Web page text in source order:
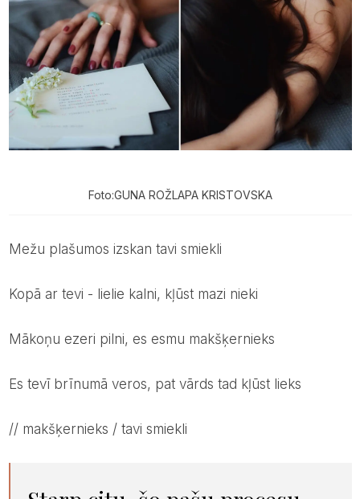
Foto:GUNA ROŽLAPA KRISTOVSKA
mežu plašumos izskan tavi smiekli
kopā ar tevi - lielie kalni, kļūst mazi nieki
mākoņu ezeri pilni, es esmu makšķernieks
es tevī brīnumā veros, pat vārds tad kļūst lieks
// makšķernieks / tavi smiekli